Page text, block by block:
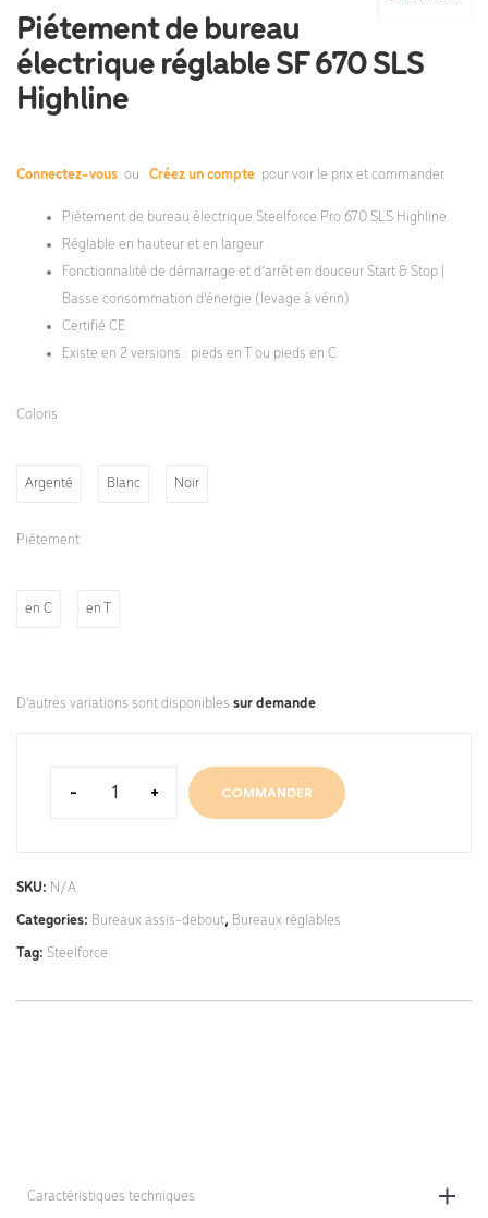
Piétement de bureau
électrique réglable SF 670 SLS
Highline
Connectez-vous ou Créez un compte pour voir le prix et commander.
Piétement de bureau électrique Steelforce Pro 670 SLS Highline
Réglable en hauteur et en largeur
Fonctionnalité de démarrage et d’arrêt en douceur Start & Stop |
Basse consommation d’énergie (levage à vérin)
Certifié CE
Existe en 2 versions : pieds en T ou pieds en C
Coloris
Argenté Blanc Noir
Piétement
en C en T
D'autres variations sont disponibles sur demande.
- + COMMANDER
SKU: N/A
Categories: Bureaux assis-debout, Bureaux réglables
Tag: Steelforce
Caractéristiques techniques